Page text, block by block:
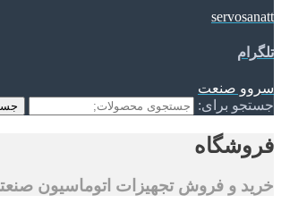
servosanatt
تلگرام
سروو صنعت
جستجو برای:
فروشگاه
خرید و فروش تجهیزات اتوماسیون